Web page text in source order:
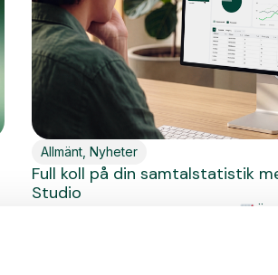
Allmänt, Nyheter
Full koll på din samtalstatistik
Studio